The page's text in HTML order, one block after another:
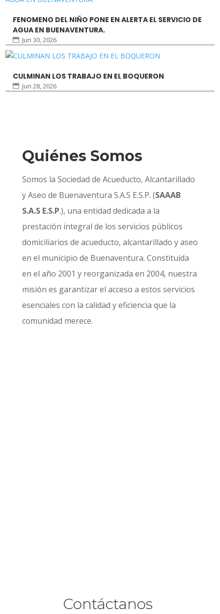
FENOMENO DEL NIÑO PONE EN ALERTA EL SERVICIO DE
AGUA EN BUENAVENTURA.
Jun 30, 2026
CULMINAN LOS TRABAJO EN EL BOQUERON
Jun 28, 2026
Quiénes Somos
Somos la Sociedad de Acueducto, Alcantarillado
y Aseo de Buenaventura S.A.S E.S.P. (SAAAB
S.A.S E.S.P.), una entidad dedicada a la
prestación integral de los servicios públicos
domiciliarios de acueducto, alcantarillado y aseo
en el municipio de Buenaventura. Constituida
en el año 2001 y reorganizada en 2004, nuestra
misión es garantizar el acceso a estos servicios
esenciales con la calidad y eficiencia que la
comunidad merece.
Contáctanos